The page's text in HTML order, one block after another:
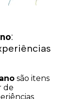
:
são itens
de